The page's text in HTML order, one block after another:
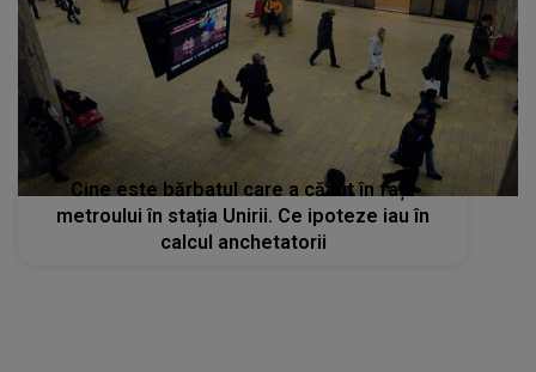
Cine este bărbatul care a căzut în fața
metroului în stația Unirii. Ce ipoteze iau în
calcul anchetatorii